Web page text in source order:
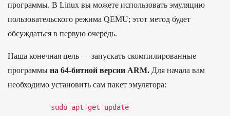
программы. В Linux вы можете использовать эмуляцию
пользовательского режима QEMU; этот метод будет
обсуждаться в первую очередь.
Наша конечная цель — запускать скомпилированные
программы на 64-битной версии ARM. Для начала вам
необходимо установить сам пакет эмулятора:
sudo apt-get
update